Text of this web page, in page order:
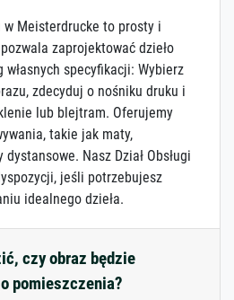
Meisterdrucke to prosty i
zaprojektować dzieło
własnych specyfikacji: Wybierz
zdecyduj o nośniku druku i
lub blejtram. Oferujemy
takie jak maty,
Nasz Dział Obsługi
jeśli potrzebujesz
idealnego dzieła.
czy obraz będzie
pomieszczenia?